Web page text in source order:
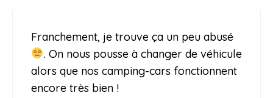
Franchement, je trouve ça un peu abusé
. On nous pousse à changer de véhicule
alors que nos camping-cars fonctionnent
encore très bien !